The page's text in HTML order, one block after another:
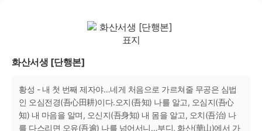
화산서생 [단행본]
황성 - 내 첫 번째 제자야…네게 처음으로 가르쳐줄 무공은 심법
인 오심전경(吾心田耕)이다.오지(吾知) 나를 알고, 오심지(吾心
知) 내 마음을 알며, 오신지(吾身知) 내 몸을 알고, 오치(吾治) 나
를 다스리면 오유(吾逾) 나를 넘어서니…부디, 화산(華山)에서 가